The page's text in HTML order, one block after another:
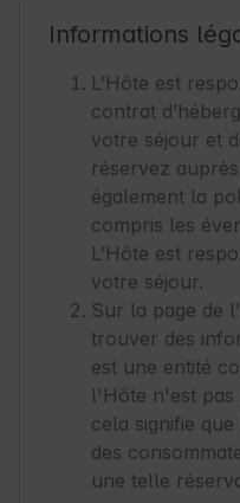
Informations
L’Hôte est
contrat
votre séjour et
réservez
également la
compris les
L’Hôte est
votre séjour.
Sur la page de
trouver des
est une entité
l'Hôte n'est pas
cela signifie
des
une telle